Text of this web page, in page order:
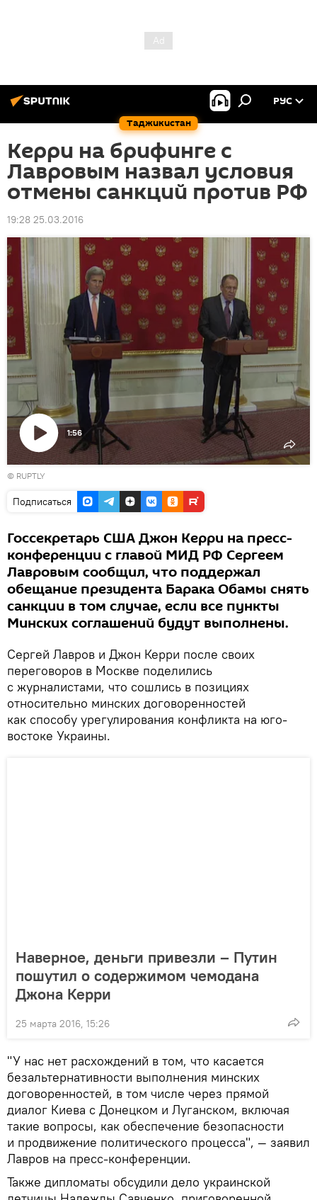
Таджикистан
РУС
Керри на брифинге с
Лавровым назвал условия
отмены санкций против РФ
19:28 25.03.2016
Воспроизвести
видео
1:56
© RUPTLY
Подписаться
Госсекретарь США Джон Керри на пресс-
конференции с главой МИД РФ Сергеем
Лавровым сообщил, что поддержал
обещание президента Барака Обамы снять
санкции в том случае, если все пункты
Минских соглашений будут выполнены.
Сергей Лавров и Джон Керри после своих
переговоров в Москве поделились
с журналистами, что сошлись в позициях
относительно минских договоренностей
как способу урегулирования конфликта на юго-
востоке Украины.
Наверное, деньги привезли – Путин
пошутил о содержимом чемодана
Джона Керри
25 марта 2016, 15:26
"У нас нет расхождений в том, что касается
безальтернативности выполнения минских
договоренностей, в том числе через прямой
диалог Киева с Донецком и Луганском, включая
такие вопросы, как обеспечение безопасности
и продвижение политического процесса", — заявил
Лавров на пресс-конференции.
Также дипломаты обсудили дело украинской